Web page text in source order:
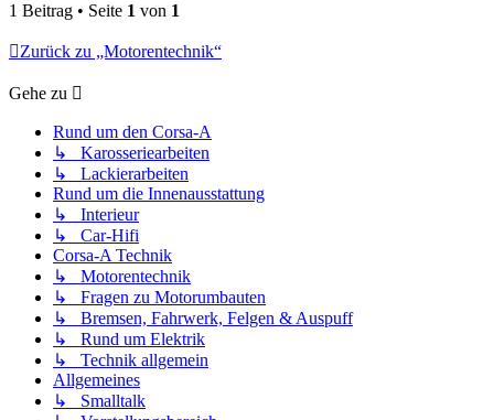
1 Beitrag • Seite 1 von 1
Zurück zu „Motorentechnik“
Gehe zu
Rund um den Corsa-A
↳ Karosseriearbeiten
↳ Lackierarbeiten
Rund um die Innenausstattung
↳ Interieur
↳ Car-Hifi
Corsa-A Technik
↳ Motorentechnik
↳ Fragen zu Motorumbauten
↳ Bremsen, Fahrwerk, Felgen & Auspuff
↳ Rund um Elektrik
↳ Technik allgemein
Allgemeines
↳ Smalltalk